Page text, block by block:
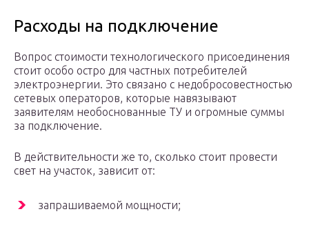
Расходы на подключение
Вопрос стоимости технологического присоединения
стоит особо остро для частных потребителей
электроэнергии. Это связано с недобросовестностью
сетевых операторов, которые навязывают
заявителям необоснованные ТУ и огромные суммы
за подключение.
В действительности же то, сколько стоит провести
свет на участок, зависит от:
запрашиваемой мощности;